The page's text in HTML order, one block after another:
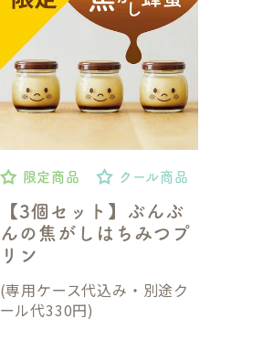
限定商品 クール商品
【3個セット】ぶんぶ
んの焦がしはちみつプ
リン
(専用ケース代込み・別途ク
ール代330円)